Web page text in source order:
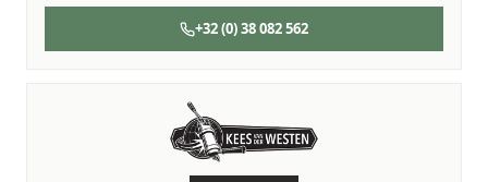
+32 (0) 38 082 562
Wij staan voor je klaar
Deskundige monteurs die verstand hebben van Kees van